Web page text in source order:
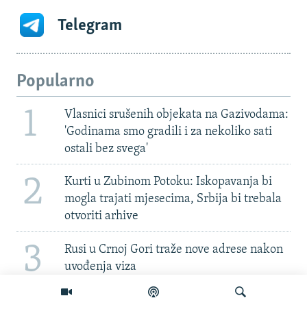
Telegram
Popularno
1
Vlasnici srušenih objekata na Gazivodama:
'Godinama smo gradili i za nekoliko sati
ostali bez svega'
2
Kurti u Zubinom Potoku: Iskopavanja bi
mogla trajati mjesecima, Srbija bi trebala
otvoriti arhive
3
Rusi u Crnoj Gori traže nove adrese nakon
uvođenja viza